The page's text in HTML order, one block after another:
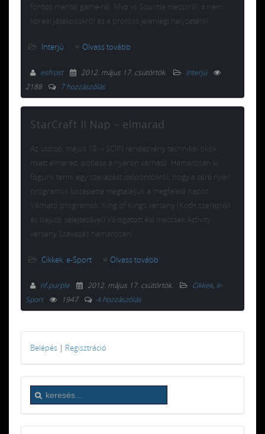
fontos mental game-ről, Mvp vs Squirtle meccsről, a nem
koreai játékosokról és a protoss jelenlegi helyzetéről.
Interjú Olvass tovább
esfrost 2012. május 17. csütörtök.
Interjú
2188
7 hozzászólás
StarCraft II Nap – elmarad
Az utolsó, május 19. -i SCIIN rendezvény technikai okok
miatt elmarad, pótlása a nyáron várható. Hamarosan ki
fogunk tenni egy szavazást időpontokról, hogy a sűrű nyári
programok közepette megtaláljuk a megfelelő napot.
Várható programok: King of Kings verseny (KotH szereplők
és bejutó selejtezővel) Válogatott élő meccsek Activity
verseny Szavazás hamarosan!
Cikkek, e-Sport Olvass tovább
nf.purple 2012. május 17. csütörtök. Cikkek, e-
Sport
1947 4 hozzászólás
Belépés | Regisztráció